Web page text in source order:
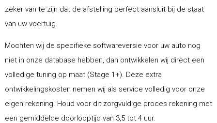
zeker van te zijn dat de afstelling perfect aansluit bij de staat
van uw voertuig.
Mochten wij de specifieke softwareversie voor uw auto nog
niet in onze database hebben, dan ontwikkelen wij direct een
volledige tuning op maat (Stage 1+). Deze extra
ontwikkelingskosten nemen wij als service volledig voor onze
eigen rekening. Houd voor dit zorgvuldige proces rekening met
een gemiddelde doorlooptijd van 3,5 tot 4 uur.